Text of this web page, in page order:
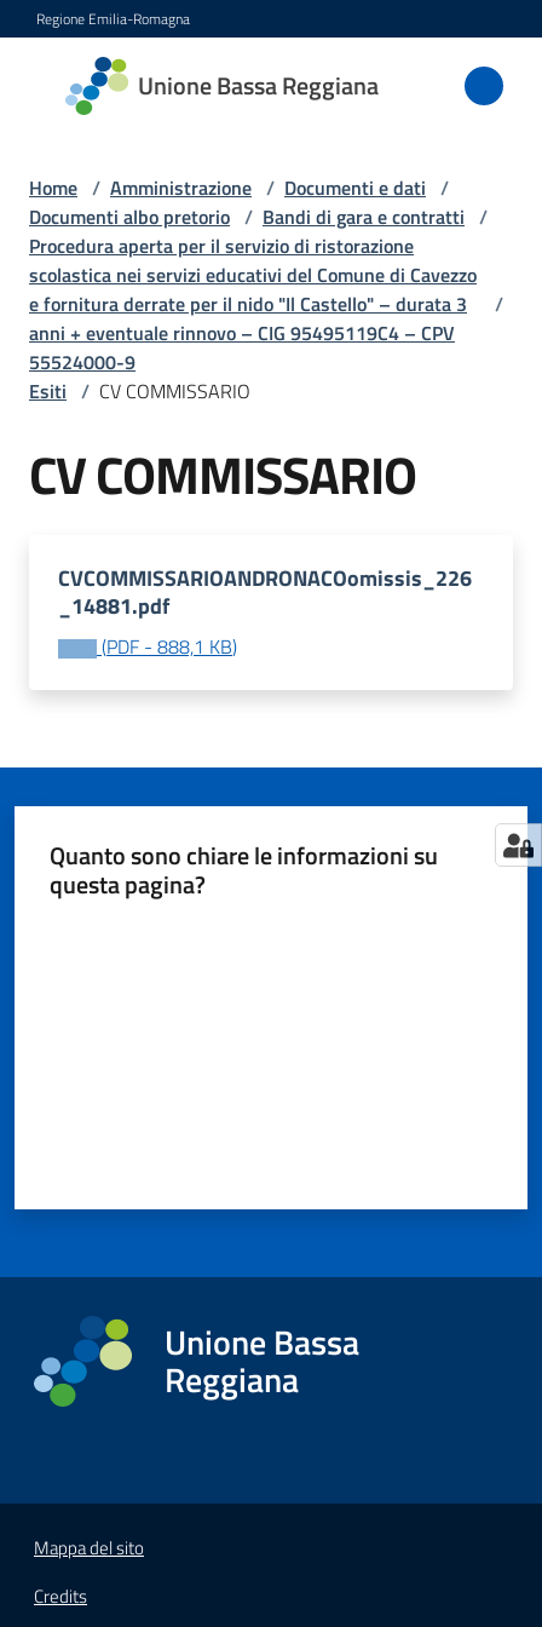
Vai al contenuto
Vai alla navigazione
Vai al footer
Regione Emilia-Romagna
Unione Bassa Reggiana
Unione
Bassa
Amministrazione
Menu selezionato
Novità
Servizi
Vivere
l'Unione
Tutti
argomenti...
Seguici
Home / Amministrazione / Documenti e dati /
Documenti albo pretorio / Bandi di gara e contratti /
Procedura aperta per il servizio di ristorazione
scolastica nei servizi educativi del Comune di Cavezzo
e fornitura derrate per il nido "Il Castello" – durata 3
anni + eventuale rinnovo – CIG 95495119C4 – CPV
55524000-9
/
Esiti / CV COMMISSARIO
CV COMMISSARIO
CVCOMMISSARIOANDRONACOomissis_226
_14881.pdf
(PDF - 888,1 KB)
Quanto sono chiare le informazioni su
questa pagina?
Unione Bassa
Reggiana
Mappa del sito
Credits